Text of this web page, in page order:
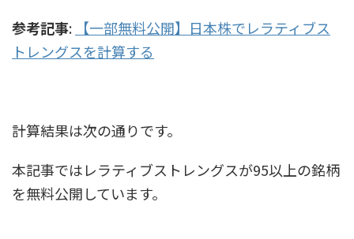
参考記事:
【一部無料公開】日本株でレラティブス
トレングスを計算する
計算結果は次の通りです。
本記事ではレラティブストレングスが95以上の銘柄
を無料公開しています。